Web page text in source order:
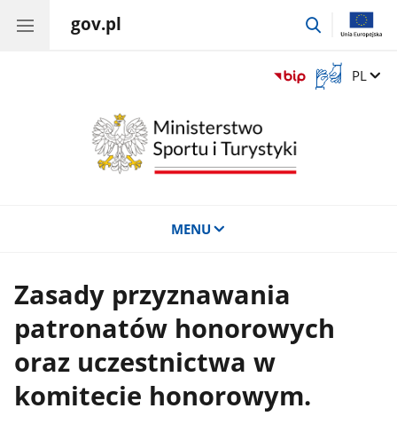
gov.pl
przejdź
Otwórz
okno
Zmień
PL
MENU
Zasady przyznawania
patronatów honorowych
oraz uczestnictwa w
komitecie honorowym.